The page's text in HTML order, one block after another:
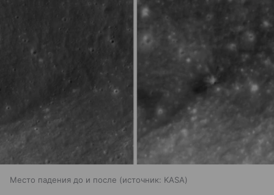
Место падения до и после источник: KASA